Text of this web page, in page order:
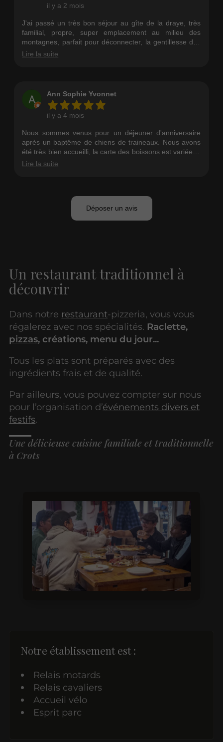
Un restaurant traditionnel à
découvrir
Dans notre restaurant-pizzeria, vous vous
régalerez avec nos spécialités. Raclette,
pizzas, créations, menu du jour...
Tous les plats sont préparés avec des
ingrédients frais et de qualité.
Par ailleurs, vous pouvez compter sur nous
pour l’organisation d’événements divers et
festifs.
Une délicieuse cuisine familiale et traditionnelle
à Crots
Notre établissement est :
Relais motards
Relais cavaliers
Accueil vélo
Esprit parc